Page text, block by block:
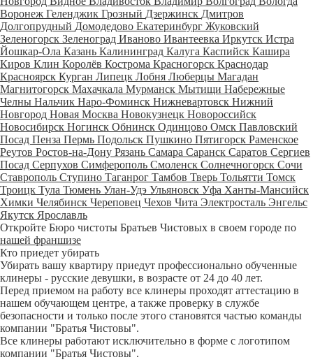
Воронеж Геленджик Грозный Дзержинск Дмитров
Долгопрудный Домодедово Екатеринбург Жуковский
Зеленогорск Зеленоград Иваново Ивантеевка Иркутск Истра
Йошкар-Ола Казань Калининград Калуга Каспийск Кашира
Киров Клин Королёв Кострома Красногорск Краснодар
Красноярск Курган Липецк Лобня Люберцы Магадан
Магнитогорск Махачкала Мурманск Мытищи Набережные
Челны Нальчик Наро-Фоминск Нижневартовск Нижний
Новгород Новая Москва Новокузнецк Новороссийск
Новосибирск Ногинск Обнинск Одинцово Омск Павловский
Посад Пенза Пермь Подольск Пушкино Пятигорск Раменское
Реутов Ростов-на-Дону Рязань Самара Саранск Саратов Сергиев
Посад Серпухов Симферополь Смоленск Солнечногорск Сочи
Ставрополь Ступино Таганрог Тамбов Тверь Тольятти Томск
Троицк Тула Тюмень Улан-Удэ Ульяновск Уфа Ханты-Мансийск
Химки Челябинск Череповец Чехов Чита Электросталь Энгельс
Якутск Ярославль
Откройте Бюро чистоты Братьев Чистовых в своем городе по
нашей франшизе
Кто приедет убирать
Убирать вашу квартиру приедут профессионально обученные
клинеры - русские девушки, в возрасте от 24 до 40 лет.
Перед приемом на работу все клинеры проходят аттестацию в
нашем обучающем центре, а также проверку в службе
безопасности и только после этого становятся частью команды
компании "Братья Чистовы".
Все клинеры работают исключительно в форме с логотипом
компании "Братья Чистовы".